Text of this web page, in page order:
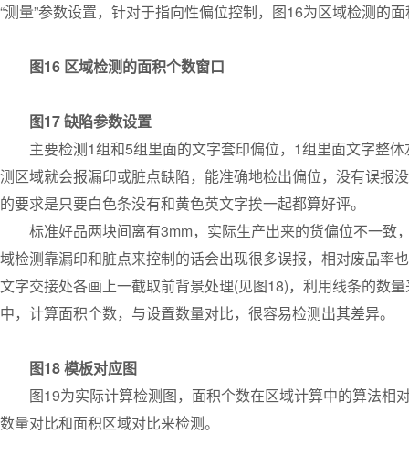
“测量”参数设置，针对于指向性偏位控制，图16为区域检测的
图16 区域检测的面积个数窗口
图17 缺陷参数设置
主要检测1组和5组里面的文字套印偏位，1组里面文字整体
测区域就会报漏印或脏点缺陷，能准确地检出偏位，没有误报
的要求是只要白色条没有和黄色英文字挨一起都算好评。
标准好品两块间离有3mm，实际生产出来的货偏位不一致
域检测靠漏印和脏点来控制的话会出现很多误报，相对废品率
文字交接处各画上一截取前背景处理(见图18)，利用线条的数
中，计算面积个数，与设置数量对比，很容易检测出其差异。
图18 模板对应图
图19为实际计算检测图，面积个数在区域计算中的算法相
数量对比和面积区域对比来检测。